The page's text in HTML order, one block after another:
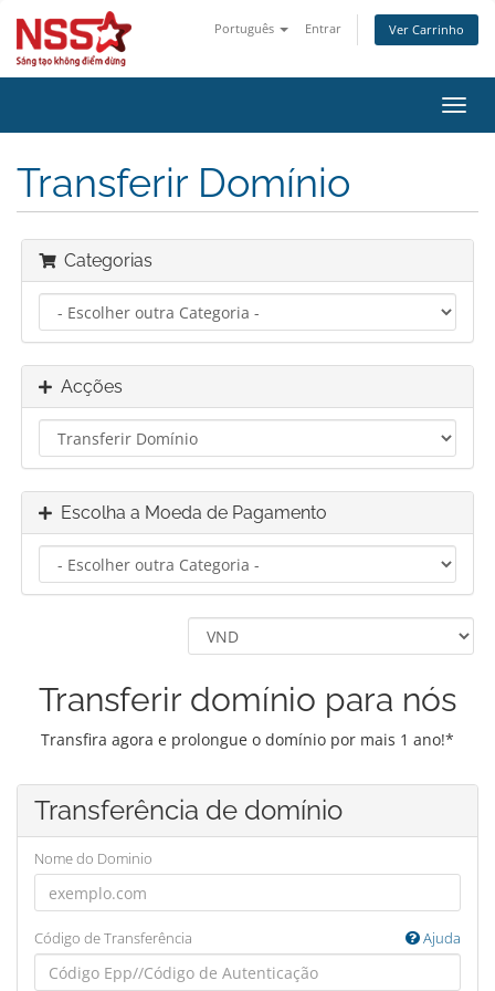
Português Entrar Ver Carrinho
Transferir Domínio
Categorias
Acções
Escolha a Moeda de Pagamento
Transferir domínio para nós
Transfira agora e prolongue o domínio por mais 1 ano!*
Transferência de domínio
Nome do Dominio
Código de Transferência Ajuda